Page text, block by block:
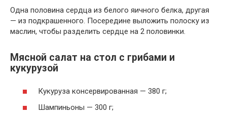
Одна половина сердца из белого яичного белка, другая
— из подкрашенного. Посередине выложить полоску из
маслин, чтобы разделить сердце на 2 половинки.
Мясной салат на стол с грибами и
кукурузой
Кукуруза консервированная — 380 г;
Шампиньоны — 300 г;